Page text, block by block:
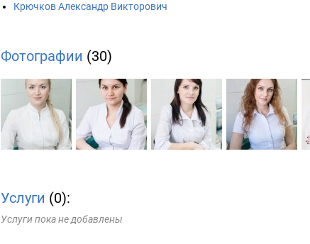
Крючков Александр Викторович
Фотографии (30)
Услуги (0):
Услуги пока не добавлены